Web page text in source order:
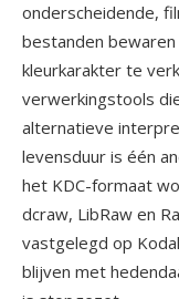
onderscheidende,
bestanden
kleurkarakter te
verwerkingstools
alternatieve
levensduur is één
het KDC-formaat
dcraw, LibRaw en
vastgelegd op
blijven met